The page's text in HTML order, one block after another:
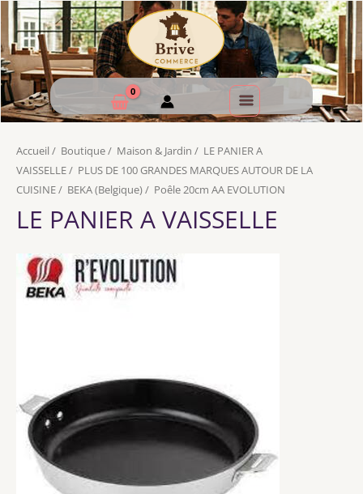
Accueil / Boutique/ Maison & Jardin / LE PANIER A
VAISSELLE/ PLUS DE 100 GRANDES MARQUES AUTOUR DE LA
CUISINE/ BEKA (Belgique)/ Poêle 20cm AA EVOLUTION
LE PANIER A VAISSELLE